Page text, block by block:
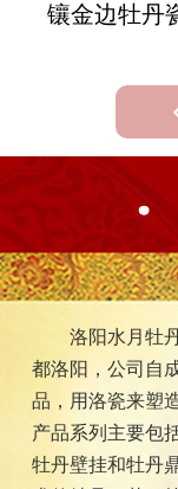
镶金边牡丹
洛阳水月牡丹
都洛阳，公司自
品，用洛瓷来塑
产品系列主要包
牡丹壁挂和牡丹